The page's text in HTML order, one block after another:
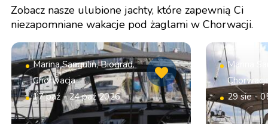
Zobacz nasze ulubione jachty, które zapewnią Ci
niezapomniane wakacje pod żaglami w Chorwacji.
Marina Sangulin, Biograd,
Chorwacja
17 paź - 24 paź 2026
Marina
29 sie -